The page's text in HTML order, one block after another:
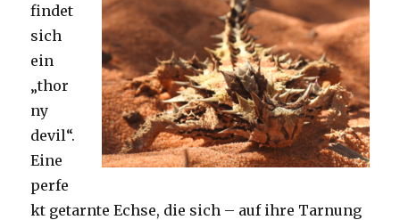
findet
sich
ein
„thor
ny
devil“.
Eine
perfe
kt getarnte Echse, die sich – auf ihre Tarnung